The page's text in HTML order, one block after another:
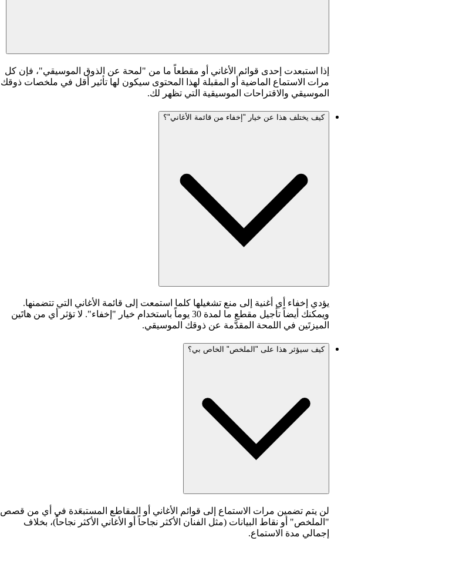
إذا استبعدت إحدى قوائم الأغاني أو مقطعاً ما من "لمحة عن الذوق الموسيقي"، فإن كل
مرات الاستماع الماضية أو المقبلة لهذا المحتوى سيكون لها تأثير أقل في ملخصات ذوقك
الموسيقي والاقتراحات الموسيقية التي تظهر لك.
كيف يختلف هذا عن خيار "إخفاء من قائمة الأغاني"؟
يؤدي إخفاء أي أغنية إلى منع تشغيلها كلما استمعت إلى قائمة الأغاني التي تتضمنها.
ويمكنك أيضاً تأجيل مقطع ما لمدة 30 يوماً باستخدام خيار "إخفاء". لا تؤثر أي من هاتَين
الميزتَين في اللمحة المقدَّمة عن ذوقك الموسيقي.
كيف سيؤثر هذا على "الملخص" الخاص بي؟
لن يتم تضمين مرات الاستماع إلى قوائم الأغاني أو المقاطع المستبعَدة في أي من قصص
"الملخص" أو نقاط البيانات (مثل الفنان الأكثر نجاحاً أو الأغاني الأكثر نجاحاً)، بخلاف
إجمالي مدة الاستماع.